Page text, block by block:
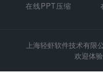
在线PPT压缩
上海轻虾软件技术有限
欢迎体